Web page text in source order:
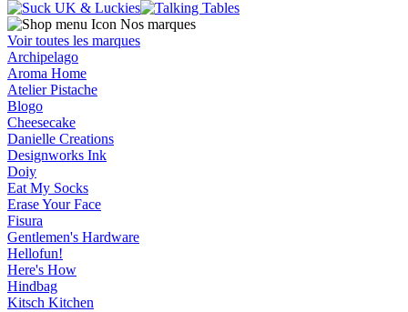
Nos marques
Voir toutes les marques
Archipelago
Aroma Home
Atelier Pistache
Blogo
Cheesecake
Danielle Creations
Designworks Ink
Doiy
Eat My Socks
Erase Your Face
Fisura
Gentlemen's Hardware
Hellofun!
Here's How
Hindbag
Kitsch Kitchen